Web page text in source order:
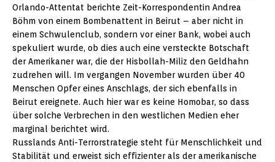
Orlando-Attentat berichte Zeit-Korrespondentin Andrea
Böhm von einem Bombenattent in Beirut – aber nicht in
einem Schwulenclub, sondern vor einer Bank, wobei auch
spekuliert wurde, ob dies auch eine versteckte Botschaft
der Amerikaner war, die der Hisbollah-Miliz den Geldhahn
zudrehen will. Im vergangen November wurden über 40
Menschen Opfer eines Anschlags, der sich ebenfalls in
Beirut ereignete. Auch hier war es keine Homobar, so dass
über solche Verbrechen in den westlichen Medien eher
marginal berichtet wird.
Russlands Anti-Terrorstrategie steht für Menschlichkeit und
Stabilität und erweist sich effizienter als der amerikanische